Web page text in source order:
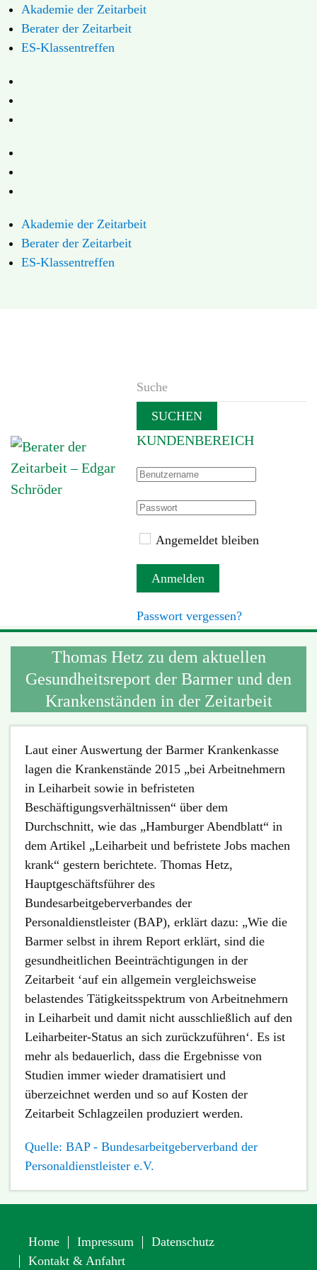
Akademie der Zeitarbeit
Berater der Zeitarbeit
ES-Klassen­treffen
Akademie der Zeitarbeit
Berater der Zeitarbeit
ES-Klassentreffen
SUCHEN
KUNDENBEREICH
Angemeldet bleiben
Anmelden
Passwort vergessen?
Thomas Hetz zu dem aktuellen
Gesundheitsreport der Barmer und den
Krankenständen in der Zeitarbeit
Laut einer Auswertung der Barmer Krankenkasse
lagen die Krankenstände 2015 „bei Arbeitnehmern
in Leiharbeit sowie in befristeten
Beschäftigungsverhältnissen“ über dem
Durchschnitt, wie das „Hamburger Abendblatt“ in
dem Artikel „Leiharbeit und befristete Jobs machen
krank“ gestern berichtete. Thomas Hetz,
Hauptgeschäftsführer des
Bundesarbeitgeberverbandes der
Personaldienstleister (BAP), erklärt dazu: „Wie die
Barmer selbst in ihrem Report erklärt, sind die
gesundheitlichen Beeinträchtigungen in der
Zeitarbeit ‘auf ein allgemein vergleichsweise
belastendes Tätigkeitsspektrum von Arbeitnehmern
in Leiharbeit und damit nicht ausschließlich auf den
Leiharbeiter-Status an sich zurückzuführen‘. Es ist
mehr als bedauerlich, dass die Ergebnisse von
Studien immer wieder dramatisiert und
überzeichnet werden und so auf Kosten der
Zeitarbeit Schlagzeilen produziert werden.
Quelle: BAP - Bundesarbeitgeberverband der
Personaldienstleister e.V.
Home Impressum
Datenschutz
Kontakt & Anfahrt